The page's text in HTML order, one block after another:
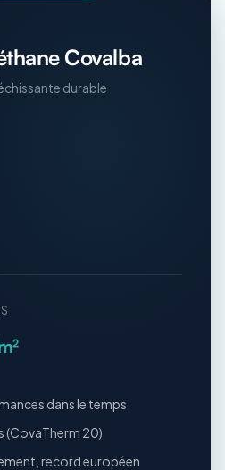
Covalba
durable
dans le temps
(CovaTherm 20)
record européen